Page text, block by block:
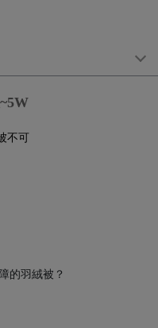
~5W
不可
的羽絨被？